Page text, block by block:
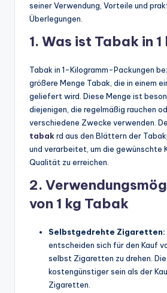
seiner Verwendung, Vorteile und
Überlegungen.
1. Was ist Tabak in 1
Tabak in 1-Kilogramm-Packungen
größere Menge Tabak, die in einem
geliefert wird. Diese Menge ist
diejenigen, die regelmäßig rauchen
verschiedene Zwecke verwenden.
tabak rd aus den Blättern der
und verarbeitet, um die gewünschte
Qualität zu erreichen.
2.
von 1 kg Tabak
Selbstgedrehte Zigaretten:
entscheiden sich für den Kauf
selbst Zigaretten zu drehen.
kostengünstiger sein als der
Zigaretten.